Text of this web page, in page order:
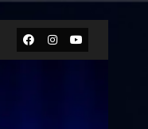
Facebook
Instagram
Youtube